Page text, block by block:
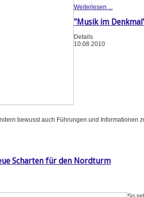
Weiterlesen ...
"Musik im
Details
10.08.2010
bewusst auch Führungen und Informationen
Scharten für den Nordturm